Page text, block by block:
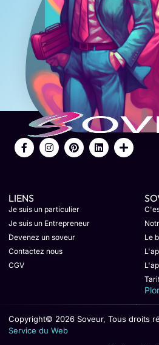
LIENS
Je suis un particulier
Je suis un Entrepreneur
Devenez un soveur
Contactez nous
CGV
Le
Copyright© 2026 Soveur, Tous droits
Service du Web